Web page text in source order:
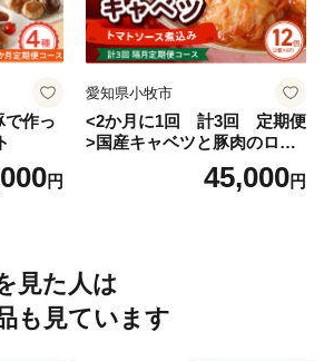
で作っ
円
愛知県小牧市
<2か月に1回 計3回 定期便
>国産キャベツと豚肉のロー
ルキャベツ（6P入り）
45,000円
見た人は
も見ています